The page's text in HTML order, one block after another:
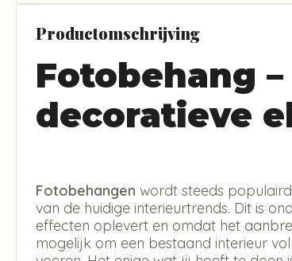
Productomschrijving
Fotobehang
decoratieve
Fotobehangen wordt steeds
van de huidige interieurtrends. Dit is
effecten oplevert en omdat het
mogelijk om een bestaand interieur